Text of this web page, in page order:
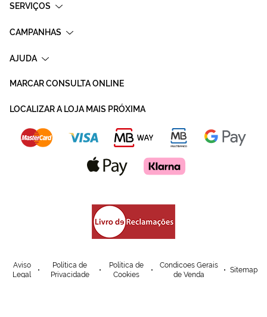
SERVIÇOS
CAMPANHAS
AJUDA
MARCAR CONSULTA ONLINE
LOCALIZAR A LOJA MAIS PRÓXIMA
Aviso
Legal
Política de
Privacidade
Política de
Cookies
Condicoes Gerais
de Venda
Sitemap